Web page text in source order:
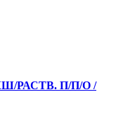
РАСТВ. П/П/О /